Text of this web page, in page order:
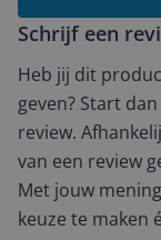
automatische
eveneens
gemakkelijk
laten werken
handig voor
Hoewel de
algemeen
specifiek
Schrijf een
Heb jij dit
geven? Start
review.
van een review
Met jouw
keuze te maken